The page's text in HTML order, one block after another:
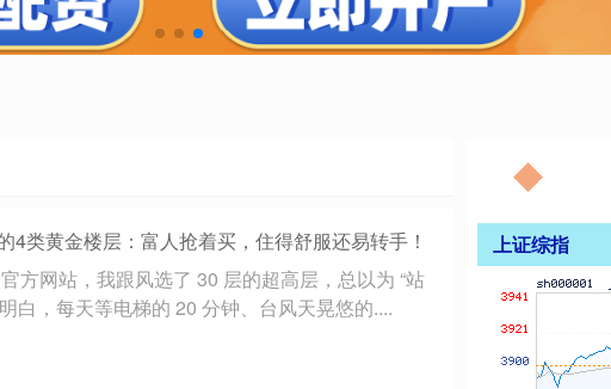
4类黄金楼层：富人抢着买，住得舒服还易转手！
方网站，我跟风选了 30 层的超高层，总以为 “站
白，每天等电梯的 20 分钟、台风天晃悠的....
上证综指